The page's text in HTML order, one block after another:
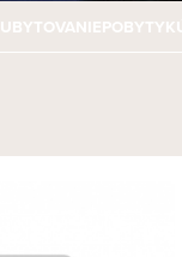
UBYTOVANIEPOBYTY